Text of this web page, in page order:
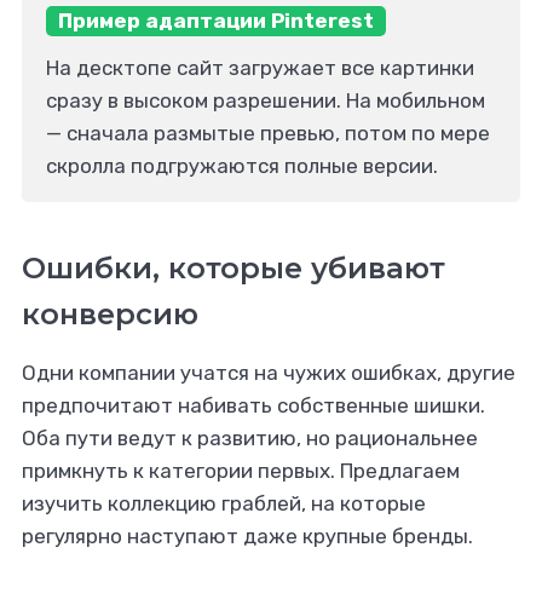
Пример адаптации Pinterest
На десктопе сайт загружает все картинки
сразу в высоком разрешении. На мобильном
— сначала размытые превью, потом по мере
скролла подгружаются полные версии.
Ошибки, которые убивают
конверсию
Одни компании учатся на чужих ошибках, другие
предпочитают набивать собственные шишки.
Оба пути ведут к развитию, но рациональнее
примкнуть к категории первых. Предлагаем
изучить коллекцию граблей, на которые
регулярно наступают даже крупные бренды.